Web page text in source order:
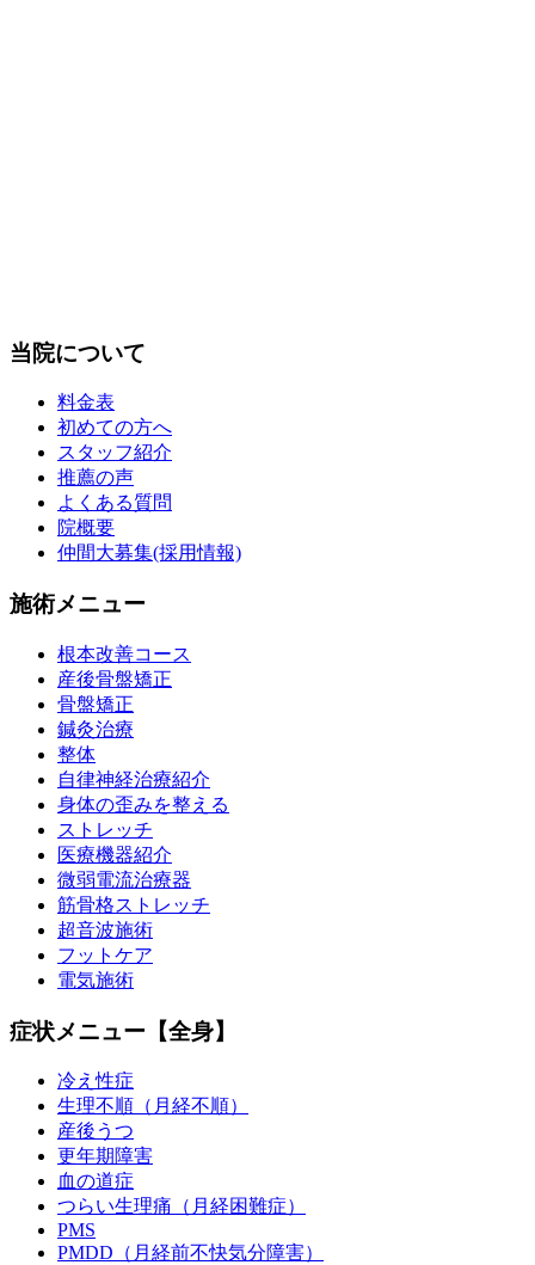
当院について
料金表
初めての方へ
スタッフ紹介
推薦の声
よくある質問
院概要
仲間大募集(採用情報)
施術メニュー
根本改善コース
産後骨盤矯正
骨盤矯正
鍼灸治療
整体
自律神経治療紹介
身体の歪みを整える
ストレッチ
医療機器紹介
微弱電流治療器
筋骨格ストレッチ
超音波施術
フットケア
電気施術
症状メニュー【全身】
冷え性症
生理不順（月経不順）
産後うつ
更年期障害
血の道症
つらい生理痛（月経困難症）
PMS
PMDD（月経前不快気分障害）